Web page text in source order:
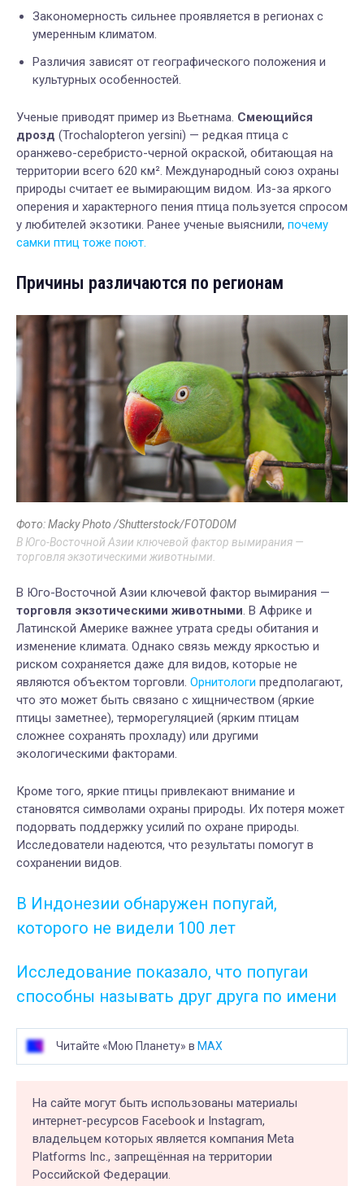
Закономерность сильнее проявляется в регионах с
умеренным климатом.
Различия зависят от географического положения и
культурных особенностей.
Ученые приводят пример из Вьетнама. Смеющийся
дрозд (Trochalopteron yersini) — редкая птица с
оранжево-серебристо-черной окраской, обитающая на
территории всего 620 км². Международный союз охраны
природы считает ее вымирающим видом. Из-за яркого
оперения и характерного пения птица пользуется спросом
у любителей экзотики. Ранее ученые выяснили, почему
самки птиц тоже поют.
Причины различаются по регионам
Фото: Macky Photo /Shutterstock/FOTODOM
В Юго-Восточной Азии ключевой фактор вымирания —
торговля экзотическими животными.
В Юго-Восточной Азии ключевой фактор вымирания —
торговля экзотическими животными. В Африке и
Латинской Америке важнее утрата среды обитания и
изменение климата. Однако связь между яркостью и
риском сохраняется даже для видов, которые не
являются объектом торговли. Орнитологи предполагают,
что это может быть связано с хищничеством (яркие
птицы заметнее), терморегуляцией (ярким птицам
сложнее сохранять прохладу) или другими
экологическими факторами.
Кроме того, яркие птицы привлекают внимание и
становятся символами охраны природы. Их потеря может
подорвать поддержку усилий по охране природы.
Исследователи надеются, что результаты помогут в
сохранении видов.
В Индонезии обнаружен попугай,
которого не видели 100 лет
Исследование показало, что попугаи
способны называть друг друга по имени
Читайте «Мою Планету» в MAX
На сайте могут быть использованы материалы
интернет-ресурсов Facebook и Instagram,
владельцем которых является компания Meta
Platforms Inc., запрещённая на территории
Российской Федерации.